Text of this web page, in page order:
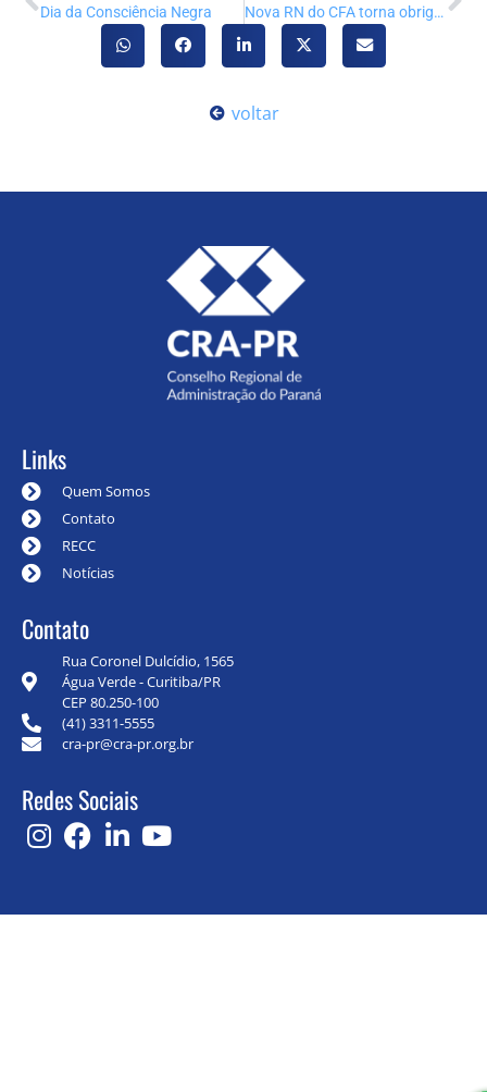
Dia da Consciência Negra Nova RN do CFA torna obrigatório o registro em CRA para síndicos profissionais
voltar
Links
Quem Somos
Contato
RECC
Notícias
Contato
Rua Coronel Dulcídio, 1565
Água Verde - Curitiba/PR
CEP 80.250-100
(41) 3311-5555
cra-pr@cra-pr.org.br
Redes Sociais